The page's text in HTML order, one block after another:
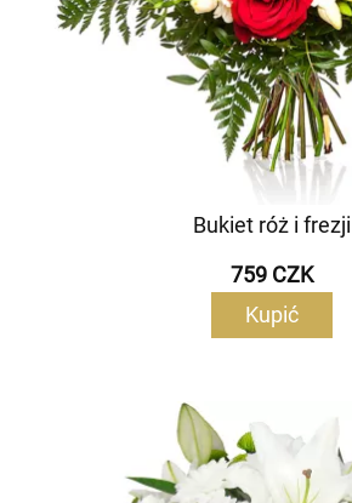
Bukiet róż i frezji
759 CZK
Kupić